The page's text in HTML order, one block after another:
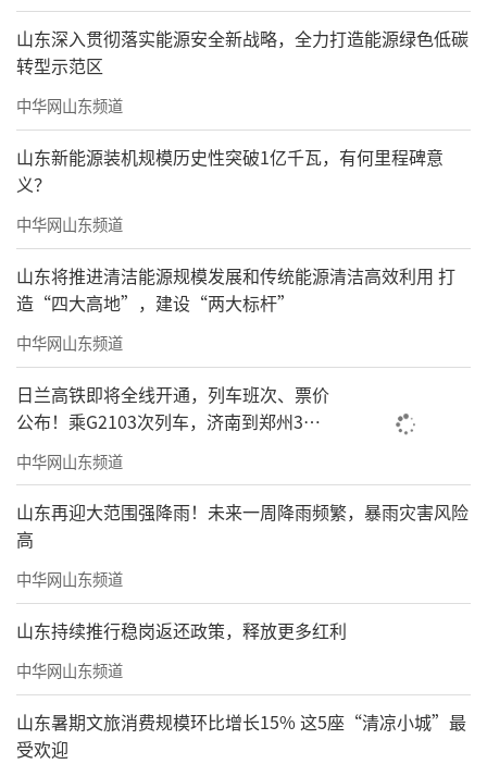
山东深入贯彻落实能源安全新战略，全力打造能源绿色低碳
转型示范区
中华网山东频道
山东新能源装机规模历史性突破1亿千瓦，有何里程碑意
义？
中华网山东频道
山东将推进清洁能源规模发展和传统能源清洁高效利用 打
造“四大高地”，建设“两大标杆”
中华网山东频道
日兰高铁即将全线开通，列车班次、票价
公布！乘G2103次列车，济南到郑州3小
时到达
中华网山东频道
山东再迎大范围强降雨！未来一周降雨频繁，暴雨灾害风险
高
中华网山东频道
山东持续推行稳岗返还政策，释放更多红利
中华网山东频道
山东暑期文旅消费规模环比增长15% 这5座“清凉小城”最
受欢迎